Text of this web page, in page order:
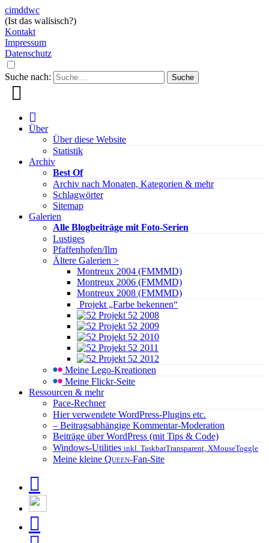
cimddwc
(Ist das walisisch?)
Kontakt
Impressum
Datenschutz
Suche nach:
Über
Über diese Website
Statistik
Archiv
Best Of
Archiv nach Monaten, Kategorien & mehr
Schlagwörter
Sitemap
Galerien
Alle Blogbeiträge mit Foto-Serien
Lustiges
Pfaffenhofen/Ilm
Ältere Galerien >
Montreux 2004 (FMMMD)
Montreux 2006 (FMMMD)
Montreux 2008 (FMMMD)
Projekt „Farbe bekennen“
Projekt 52 2008
Projekt 52 2009
Projekt 52 2010
Projekt 52 2011
Projekt 52 2012
Meine Lego-Kreationen
Meine Flickr-Seite
Ressourcen & mehr
Pace-Rechner
Hier verwendete WordPress-Plugins etc.
– Beitragsabhängige Kommentar-Moderation
Beiträge über WordPress (mit Tips & Code)
Windows-Utilities inkl. TaskbarTransparent, XMouseToggle
Meine kleine Queen-Fan-Site